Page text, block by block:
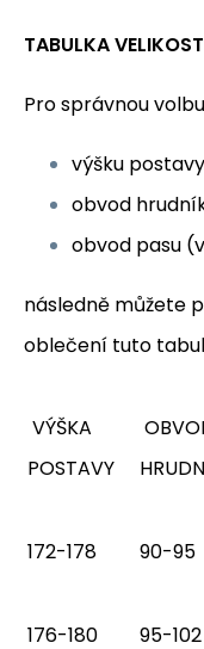
TABULKA
Pro správnou
výšku
obvod
obvod pasu
následně můžete
oblečení tuto
VÝŠKA
POSTAVY
172-178 90-95
176-180 95-102